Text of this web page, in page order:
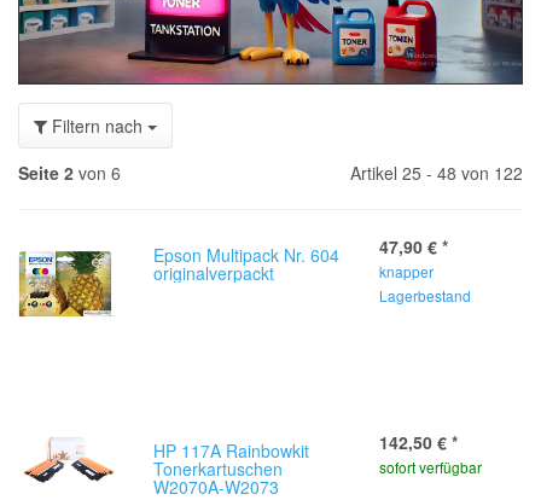
Filtern nach
Seite 2 von 6 Artikel 25 - 48 von 122
Epson Multipack Nr. 604
originalverpackt
47,90 € *
knapper
Lagerbestand
HP 117A Rainbowkit
Tonerkartuschen
W2070A-W2073
142,50 € *
sofort verfügbar